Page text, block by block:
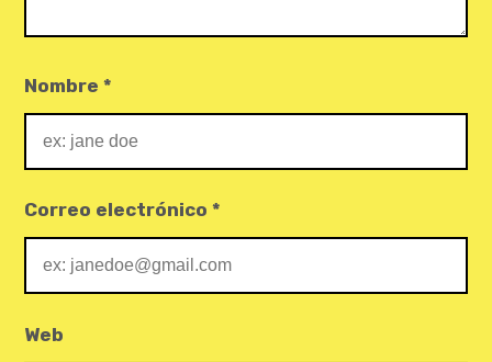
Nombre*
Correo electrónico*
Web